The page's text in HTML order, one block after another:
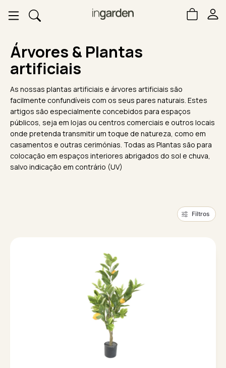
Árvores & Plantas
artificiais
As nossas plantas artificiais e árvores artificiais são
facilmente confundíveis com os seus pares naturais. Estes
artigos são especialmente concebidos para espaços
públicos, seja em lojas ou centros comerciais e outros locais
onde pretenda transmitir um toque de natureza, como em
casamentos e outras cerimónias. Todas as Plantas são para
colocação em espaços interiores abrigados do sol e chuva,
salvo indicação em contrário (UV)
Filtros